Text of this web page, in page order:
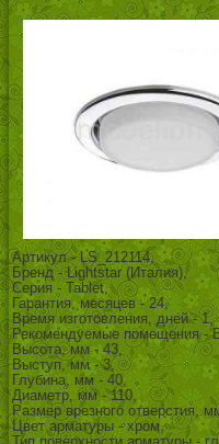
Артикул - LS_212114,
Бренд - Lightstar (Италия),
Серия - Tablet,
Гарантия, месяцев - 24,
Время изготовления, дней - 1,
Рекомендуемые помещения -
Высота, мм - 43,
Выступ, мм - 3,
Глубина, мм - 40,
Диаметр, мм - 110,
Размер врезного отверстия,
Цвет арматуры - хром,